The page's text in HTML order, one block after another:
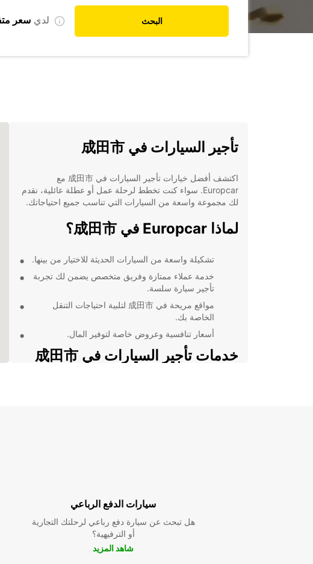
لدي سعر البحث
تأجير السيارات في 成田市
اكتشف أفضل خيارات تأجير السيارات في 成田市 مع
Europcar. سواء كنت تخطط لرحلة عمل أو عطلة عائلية، نقدم
لك مجموعة واسعة من السيارات التي تناسب جميع احتياجاتك.
لماذا Europcar في 成田市؟
تشكيلة واسعة من السيارات الحديثة للاختيار من بينها.
خدمة عملاء ممتازة وفريق متخصص يضمن لك تجربة
تأجير سيارة سلسة.
مواقع مريحة في 成田市 لتلبية احتياجات التنقل
الخاصة بك.
أسعار تنافسية وعروض خاصة لتوفير المال.
خدمات تأجير السيارات في 成田市
استكشف 成田市 براحة مع
Europcar
احجز سيارتك مع Europcar اليوم وتمتع بتجربة تأجير سيارة
سيارات الدفع الرباعي
هل تبحث عن سيارة دفع رباعي لرحلتك التجارية
أو الترفيهية؟
شاهد المزيد